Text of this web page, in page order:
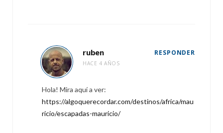
ruben
HACE 4 AÑOS
RESPONDER
Hola! Mira aquí a ver:
https://algoquerecordar.com/destinos/africa/mau
ricio/escapadas-mauricio/